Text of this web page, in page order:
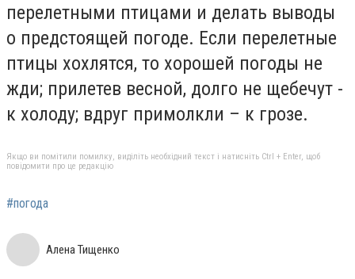
перелетными птицами и делать выводы
о предстоящей погоде. Если перелетные
птицы хохлятся, то хорошей погоды не
жди; прилетев весной, долго не щебечут -
к холоду; вдруг примолкли – к грозе.
Якщо ви помітили помилку, виділіть необхідний текст і натисніть Ctrl + Enter, щоб
повідомити про це редакцію
#погода
Алена Тищенко